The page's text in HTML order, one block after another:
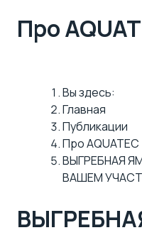
Про
Вы здесь:
Главная
Публикации
Про AQUATEC
ВЫГРЕБНАЯ
ВАШЕМ